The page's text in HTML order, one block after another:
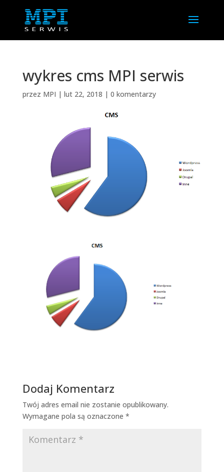
wykres cms MPI serwis
przez MPI | lut 22, 2018 | 0 komentarzy
Dodaj Komentarz
Twój adres email nie zostanie opublikowany.
Wymagane pola są oznaczone *